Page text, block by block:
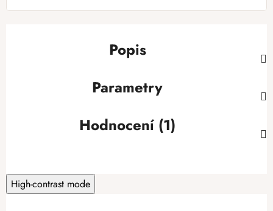
Popis
Parametry
Hodnocení (1)
High-contrast mode